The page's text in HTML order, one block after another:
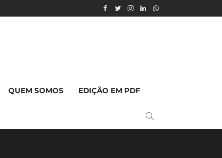
QUEM SOMOS EDIÇÃO EM PDF